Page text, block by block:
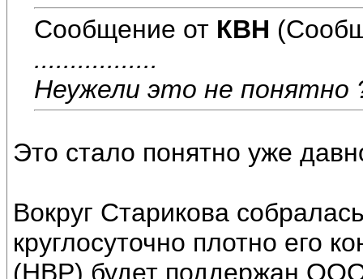
Сообщение от КВН
.................
Неужели это не понятно
Это стало понятно уже
Вокруг Старикова
круглосуточно плотно его
(НВР) будет поддержан